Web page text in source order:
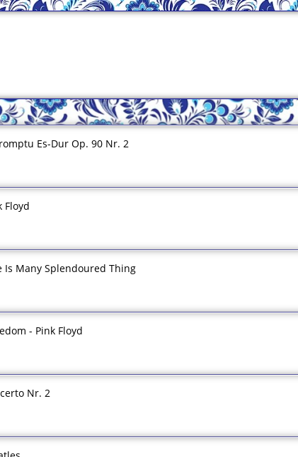
Es-Dur Op. 90 Nr. 2
Floyd
Is Many Splendoured Thing
- Pink Floyd
Nr. 2